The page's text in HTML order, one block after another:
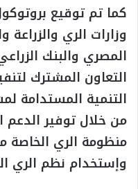
كما تم توقيع
وزارات الري والزراعة
المصري والبنك
التعاون المشترك
التنمية المستدامة
من خلال توفير الدعم
منظومة الري
وإستخدام نظم الري